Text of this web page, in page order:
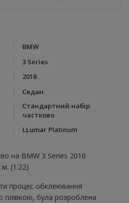
BMW
3 Series
2016
Седан
Стандартний набір
частково
LLumar Platinum
на BMW 3 Series 2016
м. (1.22)
процес обклеювання
плівкою, була розроблена